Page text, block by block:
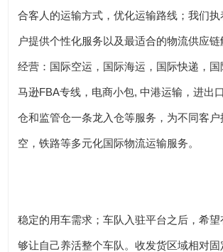
合客人的运输方式，优化运输路线；我们
户提供个性化服务以及最适合的物流供应
经营：国际空运，国际海运，国际快递，
马逊FBA专线，电商小包, 中港运输，进出
仓和监管仓一条龙入仓等服务，为不同客户
空，铁路等多元化国际物流运输服务。
稳定的用车需求；车队入驻平台之后，希
够让自己养活整个车队。收发货区域相对